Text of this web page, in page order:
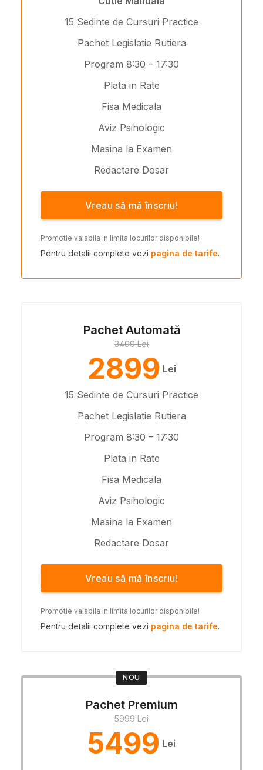
15 Sedinte de Cursuri Practice
Pachet Legislatie Rutiera
Program 8:30 – 17:30
Plata in Rate
Fisa Medicala
Aviz Psihologic
Masina la Examen
Redactare Dosar
Vreau să mă înscriu!
Promotie valabila in limita locurilor disponibile!
Pentru detalii complete vezi pagina de tarife.
Pachet Automată
3499 Lei
2899 Lei
15 Sedinte de Cursuri Practice
Pachet Legislatie Rutiera
Program 8:30 – 17:30
Plata in Rate
Fisa Medicala
Aviz Psihologic
Masina la Examen
Redactare Dosar
Vreau să mă înscriu!
Promotie valabila in limita locurilor disponibile!
Pentru detalii complete vezi pagina de tarife.
NOU
Pachet Premium
5999 Lei
5499 Lei